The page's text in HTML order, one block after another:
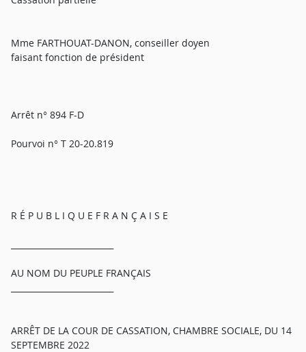
Mme FARTHOUAT-DANON, conseiller doyen
faisant fonction de président
Arrêt n° 894 F-D
Pourvoi n° T 20-20.819
R É P U B L I Q U E F R A N Ç A I S E
AU NOM DU PEUPLE FRANÇAIS
ARRÊT DE LA COUR DE CASSATION, CHAMBRE SOCIALE, DU 14
SEPTEMBRE 2022